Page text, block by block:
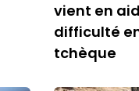
vient en
difficulté
tchèque